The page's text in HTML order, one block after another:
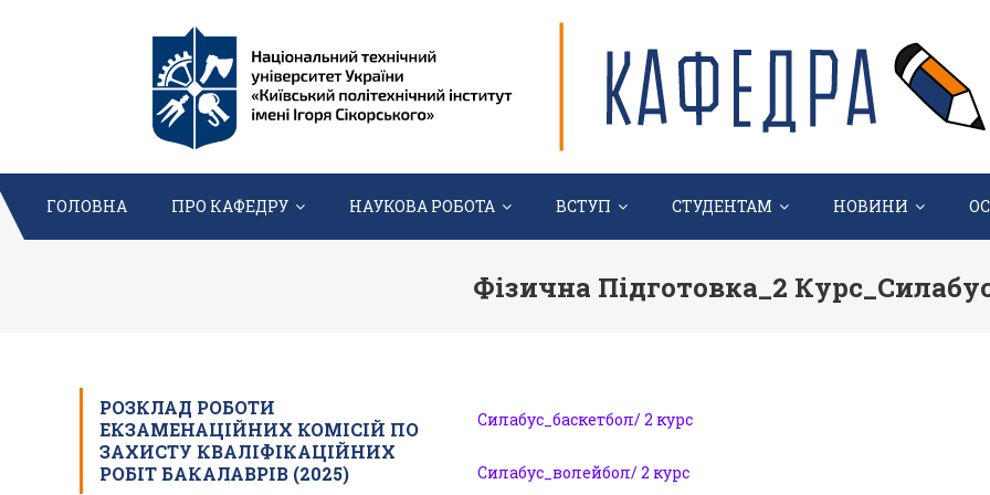
ГОЛОВНА ПРО КАФЕДРУ НАУКОВА РОБОТА ВСТУП СТУДЕНТАМ НОВИНИ
Фізична Підготовка_2
Силабус_баскетбол/ 2 курс
Силабус_волейбол/ 2 курс
РОЗКЛАД РОБОТИ
ЕКЗАМЕНАЦІЙНИХ КОМІСІЙ ПО
ЗАХИСТУ КВАЛІФІКАЦІЙНИХ
РОБІТ БАКАЛАВРІВ (2025)